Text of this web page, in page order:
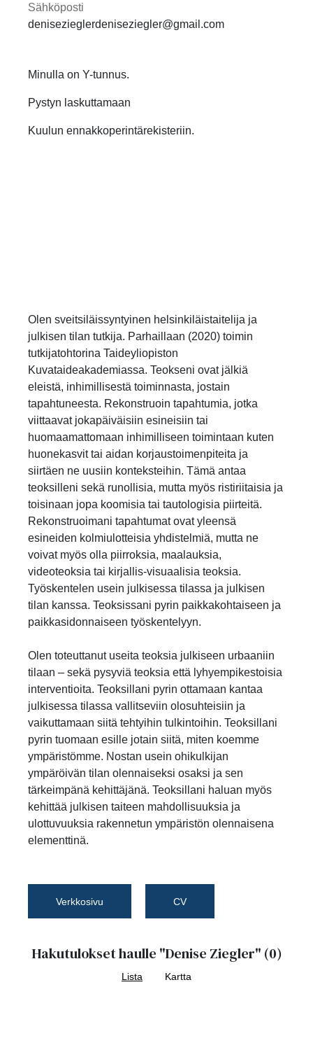
Sähköposti
denisezieglerdeniseziegler@gmail.com
Minulla on Y-tunnus.
Pystyn laskuttamaan
Kuulun ennakkoperintärekisteriin.
Olen sveitsiläissyntyinen helsinkiläistaitelija ja
julkisen tilan tutkija. Parhaillaan (2020) toimin
tutkijatohtorina Taideyliopiston
Kuvataideakademiassa. Teokseni ovat jälkiä
eleistä, inhimillisestä toiminnasta, jostain
tapahtuneesta. Rekonstruoin tapahtumia, jotka
viittaavat jokapäiväisiin esineisiin tai
huomaamattomaan inhimilliseen toimintaan kuten
huonekasvit tai aidan korjaustoimenpiteita ja
siirtäen ne uusiin konteksteihin. Tämä antaa
teoksilleni sekä runollisia, mutta myös ristiriitaisia ja
toisinaan jopa koomisia tai tautologisia piirteitä.
Rekonstruoimani tapahtumat ovat yleensä
esineiden kolmiulotteisia yhdistelmiä, mutta ne
voivat myös olla piirroksia, maalauksia,
videoteoksia tai kirjallis-visuaalisia teoksia.
Työskentelen usein julkisessa tilassa ja julkisen
tilan kanssa. Teoksissani pyrin paikkakohtaiseen ja
paikkasidonnaiseen työskentelyyn.
Olen toteuttanut useita teoksia julkiseen urbaaniin
tilaan – sekä pysyviä teoksia että lyhyempikestoisia
interventioita. Teoksillani pyrin ottamaan kantaa
julkisessa tilassa vallitseviin olosuhteisiin ja
vaikuttamaan siitä tehtyihin tulkintoihin. Teoksillani
pyrin tuomaan esille jotain siitä, miten koemme
ympäristömme. Nostan usein ohikulkijan
ympäröivän tilan olennaiseksi osaksi ja sen
tärkeimpänä kehittäjänä. Teoksillani haluan myös
kehittää julkisen taiteen mahdollisuuksia ja
ulottuvuuksia rakennetun ympäristön olennaisena
elementtinä.
Verkkosivu CV
Hakutulokset haulle "Denise Ziegler" (0)
Lista Kartta